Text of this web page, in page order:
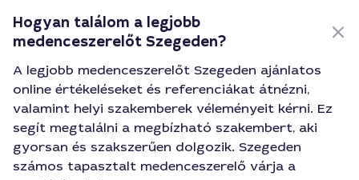
Hogyan találom a legjobb
medenceszerelőt Szegeden?
A legjobb medenceszerelőt Szegeden ajánlatos
online értékeléseket és referenciákat átnézni,
valamint helyi szakemberek véleményeit kérni. Ez
segít megtalálni a megbízható szakembert, aki
gyorsan és szakszerűen dolgozik. Szegeden
számos tapasztalt medenceszerelő várja a